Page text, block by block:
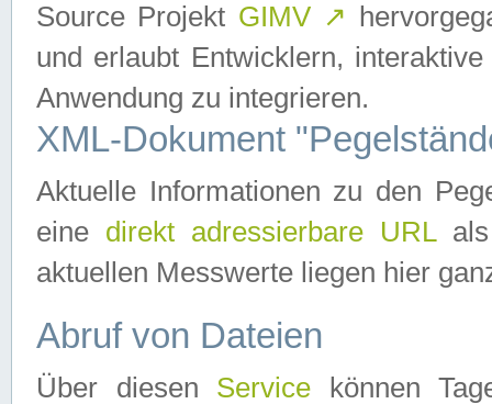
Source Projekt GIMV ↗
und erlaubt Entwicklern,
Anwendung zu integrieren.
XML-Dokument
Aktuelle Informationen zu den
eine direkt adressierbare URLals
aktuellen Messwerte liegen hier
Abruf von Dateien
Über diesen Service können